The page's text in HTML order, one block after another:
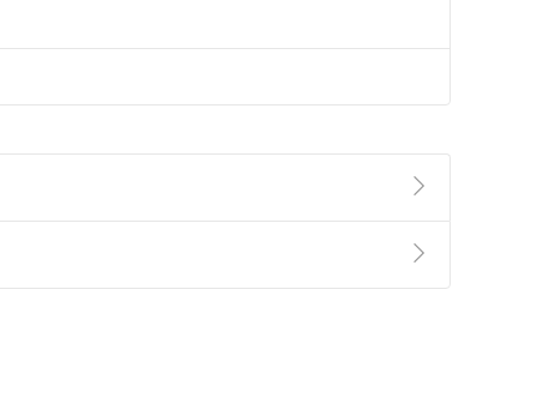
第2條第5款之規定，「非以有形媒介提供之數位